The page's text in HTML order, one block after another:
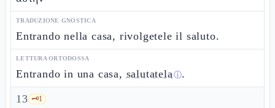
TRADUZIONE GNOSTICA
Entrando nella casa, rivolgetele il saluto.
LETTURA ORTODOSSA
Entrando in una casa, salutatelaⓘ.
13 🗝️1